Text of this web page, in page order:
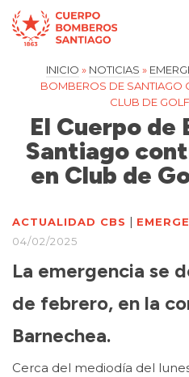
INICIO » NOTICIAS »
BOMBEROS DE SANTIAGO
CLUB DE
El Cuerpo de
Santiago
en Club de
ACTUALIDAD CBS |
04/02/2025
La emergencia se
de febrero, en la
Barnechea.
Cerca del mediodía del